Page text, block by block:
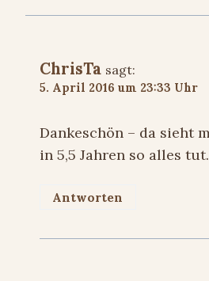
ChrisTa sagt:
5. April 2016 um 23:33 Uhr
Dankeschön – da sieht
in 5,5 Jahren so alles
Antworten